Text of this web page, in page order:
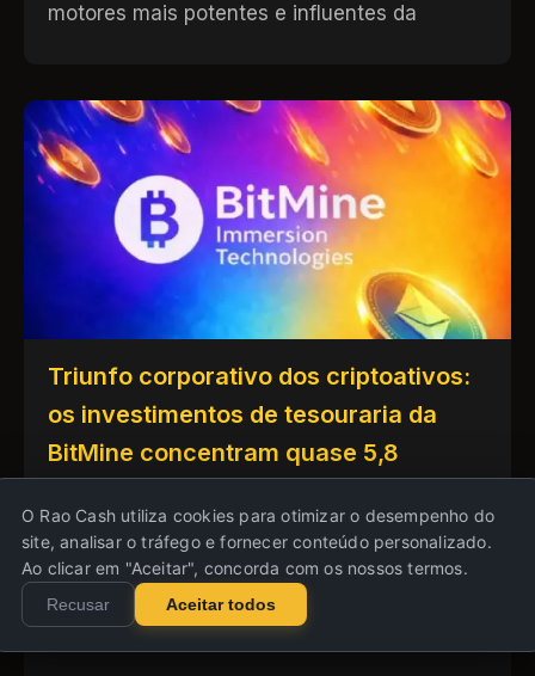
motores mais potentes e influentes da
Triunfo corporativo dos criptoativos:
os investimentos de tesouraria da
BitMine concentram quase 5,8
empresa
A abordagem institucional para a criação de
reservas de criptomoedas a longo prazo
O Rao Cash utiliza cookies para otimizar o desempenho do
site, analisar o tráfego e fornecer conteúdo personalizado.
Ao clicar em "Aceitar", concorda com os nossos termos.
Recusar Aceitar todos